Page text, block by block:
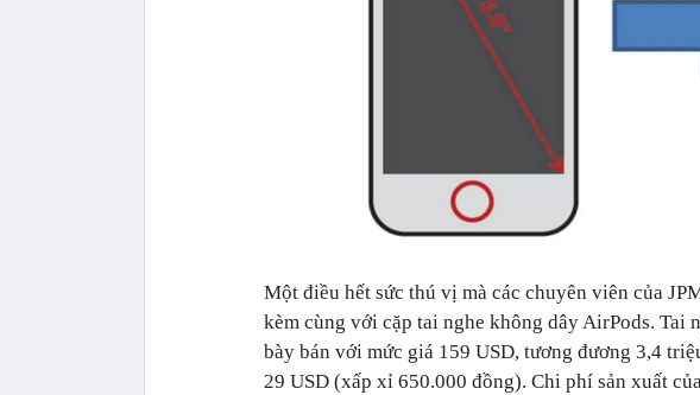
Một điều hết sức thú vị mà các chuyên viên của
kèm cùng với cặp tai nghe không dây AirPods. Tai
bày bán với mức giá 159 USD, tương đương 3,4
29 USD (xấp xỉ 650.000 đồng). Chi phí sản xuất